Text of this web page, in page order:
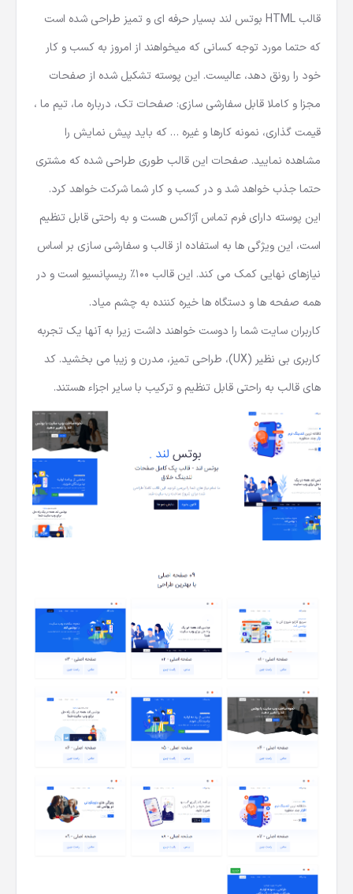
قالب HTML بوتس لند بسیار حرفه ای و تمیز طراحی شده است
که حتما مورد توجه کسانی که میخواهند از امروز به کسب و کار
خود را رونق دهد، عالیست. این پوسته تشکیل شده از صفحات
مجزا و کاملا قابل سفارشی سازی: صفحات تک، درباره ما، تیم ما ،
قیمت گذاری، نمونه کارها و غیره … که باید پیش نمایش را
مشاهده نمایید. صفحات این قالب طوری طراحی شده که مشتری
حتما جذب خواهد شد و در کسب و کار شما شرکت خواهد کرد.
این پوسته دارای فرم تماس آژاکس هست و به راحتی قابل تنظیم
است، این ویژگی ها به استفاده از قالب و سفارشی سازی بر اساس
نیازهای نهایی کمک می کند. این قالب 100٪ ریسپانسیو است و در
همه صفحه ها و دستگاه ها خیره کننده به چشم میاد.
کاربران سایت شما را دوست خواهند داشت زیرا به آنها یک تجربه
کاربری بی نظیر (UX)، طراحی تمیز، مدرن و زیبا می بخشید. کد
های قالب به راحتی قابل تنظیم و ترکیب با سایر اجزاء هستند.